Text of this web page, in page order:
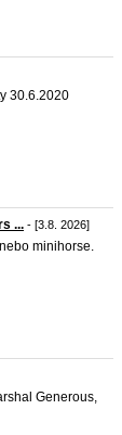
30.6.2020
... - [3.8. 2026]
minihorse.
Generous,